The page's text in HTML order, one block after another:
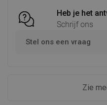
Heb je het
Schrijf ons
Stel ons een vraag
Zie